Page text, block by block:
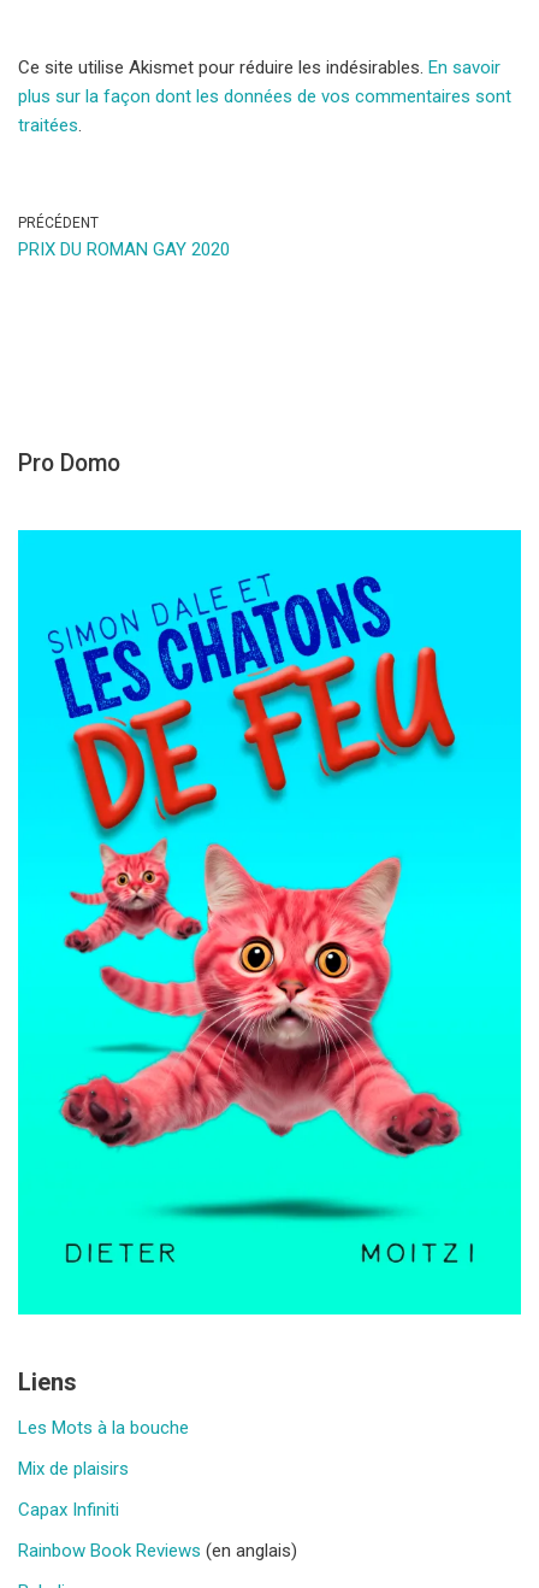
Ce site utilise Akismet pour réduire les indésirables. En savoir
plus sur la façon dont les données de vos commentaires sont
traitées.
PRÉCÉDENT
PRIX DU ROMAN GAY 2020
Pro Domo
Liens
Les Mots à la bouche
Mix de plaisirs
Capax Infiniti
Rainbow Book Reviews (en anglais)